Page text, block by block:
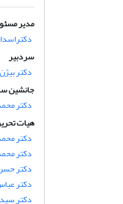
مدیر
سردبیر
دکتر
جانشین
دکتر
هیات
دکتر
دکتر
دکتر
دکتر
دکتر